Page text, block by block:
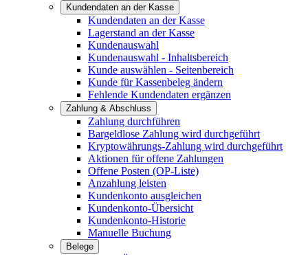
Kundendaten an der Kasse
Kundendaten an der Kasse
Lagerstand an der Kasse
Kundenauswahl
Kundenauswahl - Inhaltsbereich
Kunde auswählen - Seitenbereich
Kunde für Kassenbeleg ändern
Fehlende Kundendaten ergänzen
Zahlung & Abschluss
Zahlung durchführen
Bargeldlose Zahlung wird durchgeführt
Kryptowährungs-Zahlung wird durchgeführt
Aktionen für offene Zahlungen
Offene Posten (OP-Liste)
Anzahlung leisten
Kundenkonto ausgleichen
Kundenkonto-Übersicht
Kundenkonto-Historie
Manuelle Buchung
Belege